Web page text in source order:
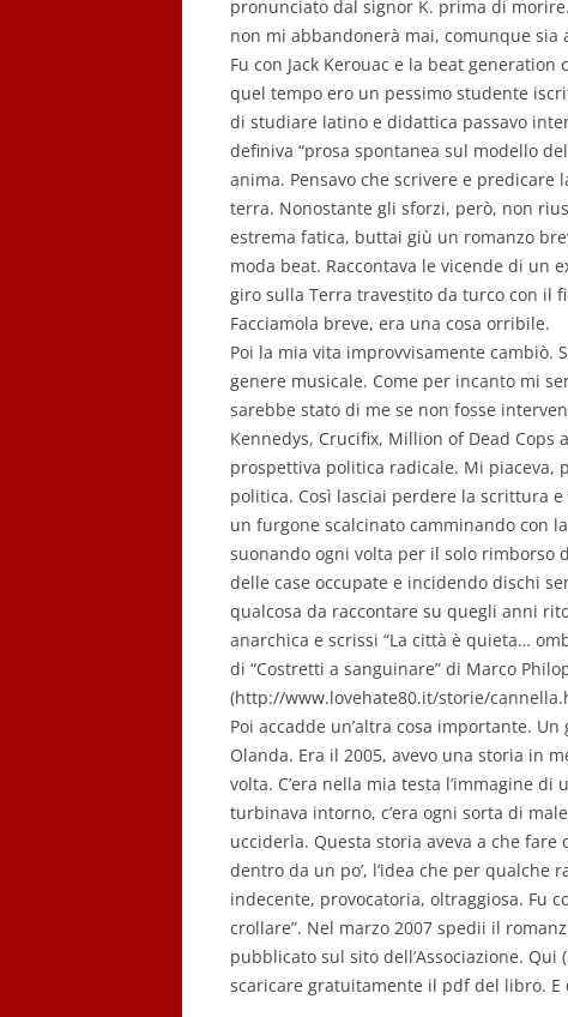
pronunciato dal signor K. prima di
non mi abbandonerà mai, comunque
Fu con Jack Kerouac e la beat
quel tempo ero un pessimo studente
di studiare latino e didattica passavo
definiva “prosa spontanea sul modello
anima. Pensavo che scrivere e
terra. Nonostante gli sforzi, però, non
estrema fatica, buttai giù un romanzo
moda beat. Raccontava le vicende di un
giro sulla Terra travestito da turco con il
Facciamola breve, era una cosa orribile.
Poi la mia vita improvvisamente cambiò.
genere musicale. Come per incanto mi
sarebbe stato di me se non fosse
Kennedys, Crucifix, Million of Dead
prospettiva politica radicale. Mi piaceva,
politica. Così lasciai perdere la scrittura
un furgone scalcinato camminando con
suonando ogni volta per il solo rimborso
delle case occupate e incidendo dischi
qualcosa da raccontare su quegli anni
anarchica e scrissi “La città è quieta…
di “Costretti a sanguinare” di Marco
(http://www.lovehate80.it/storie/
Poi accadde un’altra cosa importante.
Olanda. Era il 2005, avevo una storia in
volta. C’era nella mia testa l’immagine
turbinava intorno, c’era ogni sorta di
ucciderla. Questa storia aveva a che
dentro da un po’, l’idea che per qualche
indecente, provocatoria, oltraggiosa. Fu
crollare”. Nel marzo 2007 spedii il
pubblicato sul sito dell’Associazione.
scaricare gratuitamente il pdf del libro. E